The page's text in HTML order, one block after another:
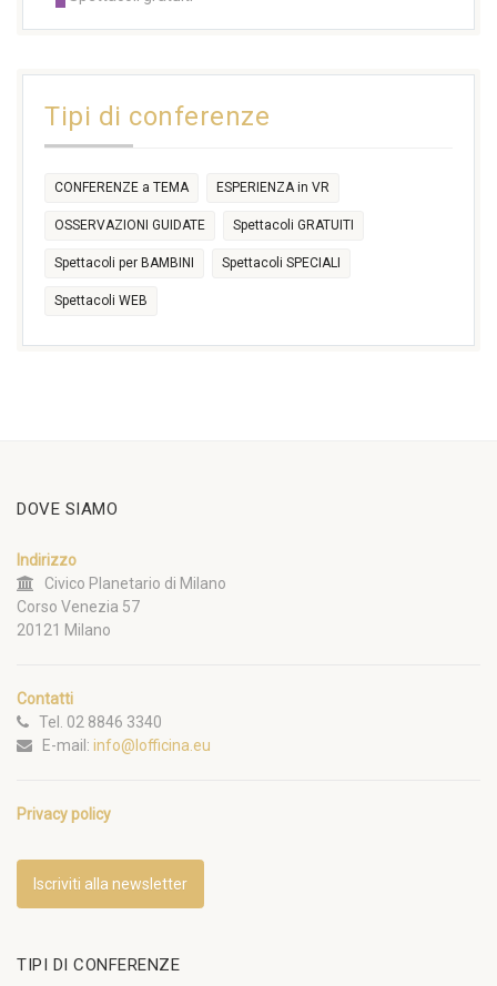
17:30
Tipi di conferenze
CONFERENZE a TEMA ESPERIENZA in VR
OSSERVAZIONI GUIDATE Spettacoli GRATUITI
Spettacoli per BAMBINI Spettacoli SPECIALI
Spettacoli WEB
DOVE SIAMO
Indirizzo
Civico Planetario di Milano
Corso Venezia 57
20121 Milano
Contatti
Tel. 02 8846 3340
E-mail: info@lofficina.eu
Privacy policy
Iscriviti alla newsletter
TIPI DI CONFERENZE